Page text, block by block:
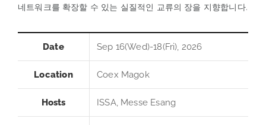
네트워크를 확장할 수 있는 실질적인 교류의 장을 지향합니다.
Date Sep 16(Wed)-18(Fri), 2026
Location Coex Magok
Hosts ISSA, Messe Esang